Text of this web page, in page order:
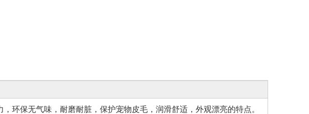
环保无气味，耐磨耐脏，保护宠物皮毛，润滑舒适，外观漂亮的特点。